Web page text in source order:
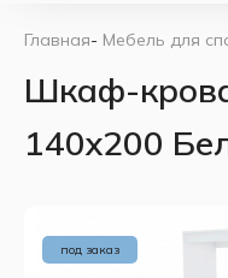
Главная- Мебель для
Шкаф-
140x200
под заказ